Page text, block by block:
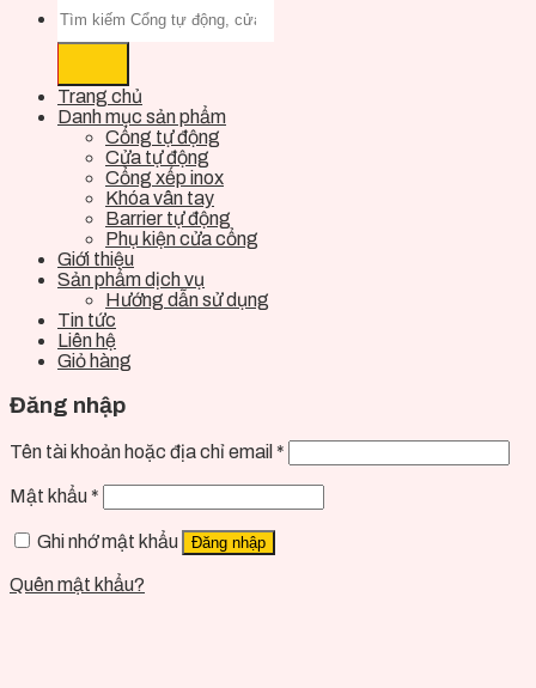
Trang chủ
Danh mục sản phẩm
Cổng tự động
Cửa tự động
Cổng xếp inox
Khóa vân tay
Barrier tự động
Phụ kiện cửa cổng
Giới thiệu
Sản phẩm dịch vụ
Hướng dẫn sử dụng
Tin tức
Liên hệ
Giỏ hàng
Đăng nhập
Tên tài khoản hoặc địa chỉ email *
Mật khẩu *
Ghi nhớ mật khẩu Đăng nhập
Quên mật khẩu?